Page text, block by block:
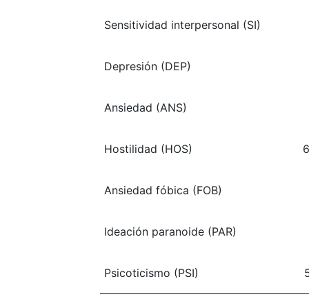
Sensitividad interpersonal (SI)
Depresión (DEP)
Ansiedad (ANS)
Hostilidad (HOS)
Ansiedad fóbica (FOB)
Ideación paranoide (PAR)
Psicoticismo (PSI)